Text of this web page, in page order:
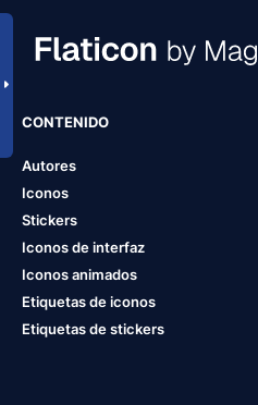
CONTENIDO
Autores
Iconos
Stickers
Iconos de interfaz
Iconos animados
Etiquetas de iconos
Etiquetas de stickers